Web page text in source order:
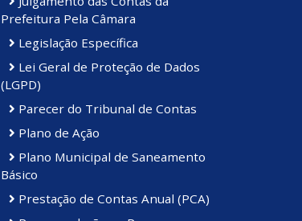
Prefeitura Pela Câmara
Legislação Específica
Lei Geral de Proteção de Dados
(LGPD)
Parecer do Tribunal de Contas
Plano de Ação
Plano Municipal de Saneamento
Básico
Prestação de Contas Anual (PCA)